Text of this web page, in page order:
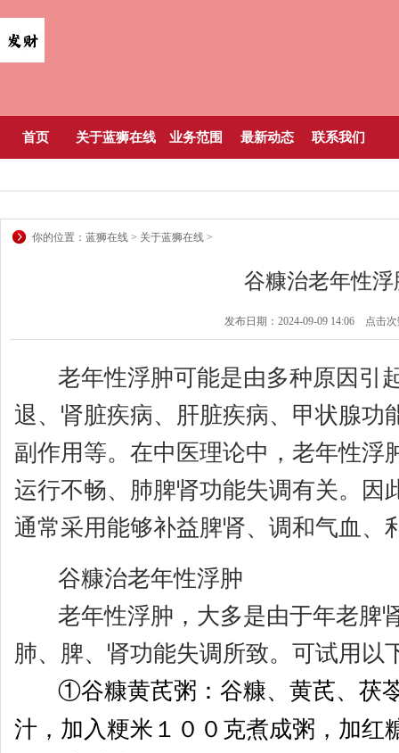
首页 关于蓝狮在线 业务范围 最新动态 联系我们
你的位置： 蓝狮在线 > 关于蓝狮在线 >
谷糠治老年性浮
发布日期：2024-09-09 14:06 点击次
老年性浮肿可能是由多种原因引
退、肾脏疾病、肝脏疾病、甲状腺功
副作用等。在中医理论中，老年性浮
运行不畅、肺脾肾功能失调有关。因
通常采用能够补益脾肾、调和气血、
谷糠治老年性浮肿
老年性浮肿，大多是由于年老脾
肺、脾、肾功能失调所致。可试用以
①谷糠黄芪粥：谷糠、黄芪、茯
汁，加入粳米１００克煮成粥，加红